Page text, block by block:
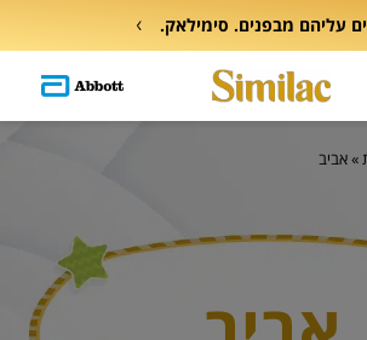
עליהם מבפנים. סימילאק.
»אביב